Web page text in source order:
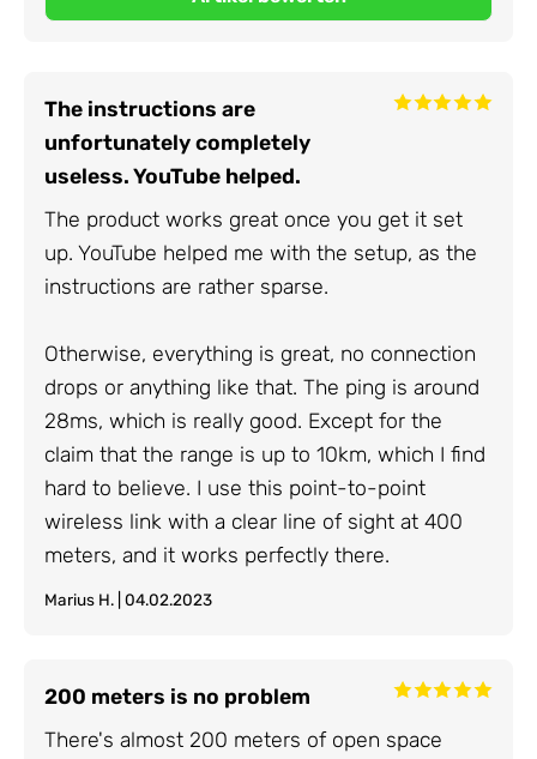
The instructions are
unfortunately completely
useless. YouTube helped.
The product works great once you get it set
up. YouTube helped me with the setup, as the
instructions are rather sparse.
Otherwise, everything is great, no connection
drops or anything like that. The ping is around
28ms, which is really good. Except for the
claim that the range is up to 10km, which I find
hard to believe. I use this point-to-point
wireless link with a clear line of sight at 400
meters, and it works perfectly there.
Marius H. | 04.02.2023
200 meters is no problem
There's almost 200 meters of open space